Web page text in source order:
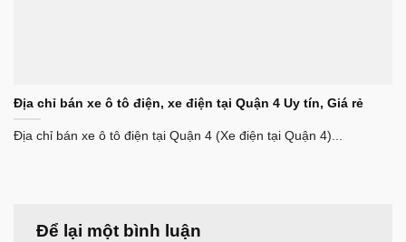
Địa chỉ bán xe ô tô điện, xe điện tại Quận 4 Uy tín, Giá rẻ
Địa chỉ bán xe ô tô điện tại Quận 4 (Xe điện tại Quận 4)...
Để lại một bình luận